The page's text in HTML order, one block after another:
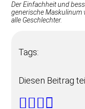
Der Einfachheit und
generische Maskulinum
alle Geschlechter.
Tags:
Diesen Beitrag